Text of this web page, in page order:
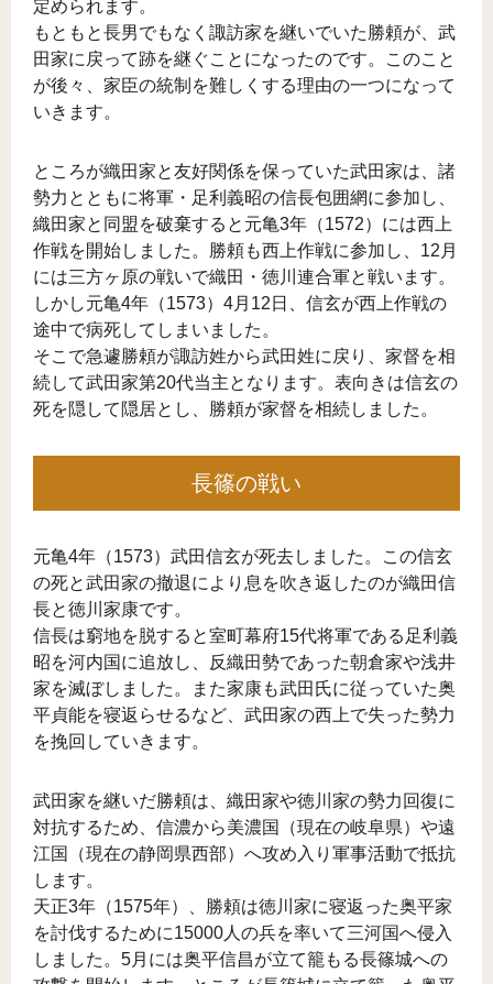
定められます。
もともと長男でもなく諏訪家を継いでいた勝頼が、武
田家に戻って跡を継ぐことになったのです。このこと
が後々、家臣の統制を難しくする理由の一つになって
いきます。
ところが織田家と友好関係を保っていた武田家は、諸
勢力とともに将軍・足利義昭の信長包囲網に参加し、
織田家と同盟を破棄すると元亀3年（1572）には西上
作戦を開始しました。勝頼も西上作戦に参加し、12月
には三方ヶ原の戦いで織田・徳川連合軍と戦います。
しかし元亀4年（1573）4月12日、信玄が西上作戦の
途中で病死してしまいました。
そこで急遽勝頼が諏訪姓から武田姓に戻り、家督を相
続して武田家第20代当主となります。表向きは信玄の
死を隠して隠居とし、勝頼が家督を相続しました。
長篠の戦い
元亀4年（1573）武田信玄が死去しました。この信玄
の死と武田家の撤退により息を吹き返したのが織田信
長と徳川家康です。
信長は窮地を脱すると室町幕府15代将軍である足利義
昭を河内国に追放し、反織田勢であった朝倉家や浅井
家を滅ぼしました。また家康も武田氏に従っていた奥
平貞能を寝返らせるなど、武田家の西上で失った勢力
を挽回していきます。
武田家を継いだ勝頼は、織田家や徳川家の勢力回復に
対抗するため、信濃から美濃国（現在の岐阜県）や遠
江国（現在の静岡県西部）へ攻め入り軍事活動で抵抗
します。
天正3年（1575年）、勝頼は徳川家に寝返った奥平家
を討伐するために15000人の兵を率いて三河国へ侵入
しました。5月には奥平信昌が立て籠もる長篠城への